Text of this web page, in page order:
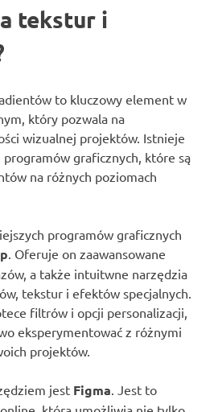
tekstur i
to kluczowy element w
który pozwala na
wizualnej projektów. Istnieje
graficznych, które są
na różnych poziomach
programów graficznych
. Oferuje on zaawansowane
a także intuitwne narzędzia
tekstur i efektów specjalnych.
filtrów i opcji personalizacji,
eksperymentować z różnymi
projektów.
jest Figma . Jest to